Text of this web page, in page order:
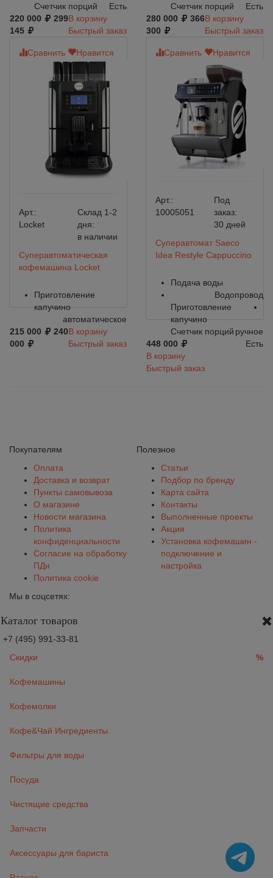
Счетчик порций
Есть
220 000
299
145
В корзину
Быстрый заказ
Счетчик порций
Есть
280 000
366
300
В корзину
Быстрый заказ
Сравнить Нравится
Арт.:
Locket
Склад 1-2
дня:
в наличии
Суперавтоматическая
кофемашина Locket
Приготовление
капучино
автоматическое
215 000
240
000
В корзину
Быстрый заказ
Сравнить Нравится
Арт.:
10005051
Под
заказ:
30 дней
Суперавтомат Saeco
Idea Restyle Cappuccino
Подача воды
Водопровод
Приготовление
капучино
ручное
Счетчик порций
Есть
448 000
В корзину
Быстрый заказ
Покупателям
Оплата
Доставка и возврат
Пункты самовывоза
О магазине
Новости магазина
Политика
конфиденциальности
Согласие на обработку
ПДн
Политика cookie
Полезное
Статьи
Подбор по бренду
Карта сайта
Контакты
Выполненные проекты
Акция
Установка кофемашин -
подключение и
настройка
Мы в соцсетях:
Каталог товаров
+7 (495) 991-33-81
Скидки
%
Кофемашины
Кофемолки
Кофе&Чай Ингредиенты
Фильтры для воды
Посуда
Чистящие средства
Запчасти
Аксессуары для бариста